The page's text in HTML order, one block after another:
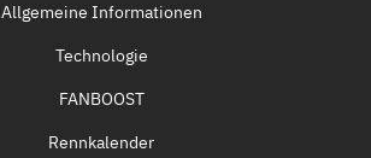
Allgemeine Informationen
Technologie
FANBOOST
Rennkalender